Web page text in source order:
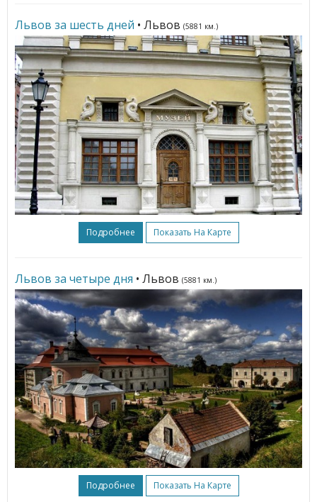
Львов за шесть дней • Львов (5881 км.)
Подробнее Показать На Карте
Львов за четыре дня • Львов (5881 км.)
Подробнее Показать На Карте